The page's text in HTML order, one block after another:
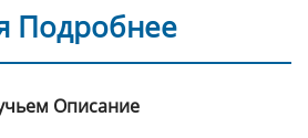
Подробнее
Описание